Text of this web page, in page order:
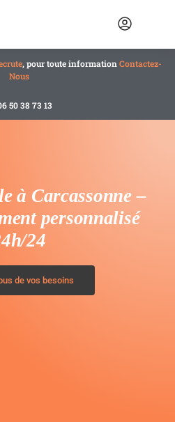
, pour toute information Contactez-
Nous
50 38 73 13
à Carcassonne –
personnalisé
24
de vos besoins